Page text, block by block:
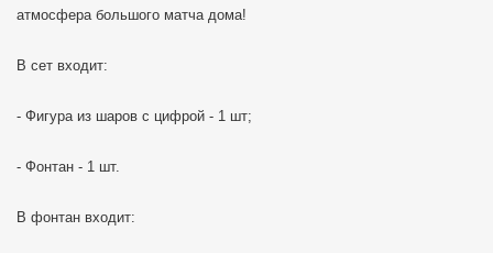
атмосфера большого матча дома!
В сет входит:
- Фигура из шаров с цифрой - 1 шт;
- Фонтан - 1 шт.
В фонтан входит: